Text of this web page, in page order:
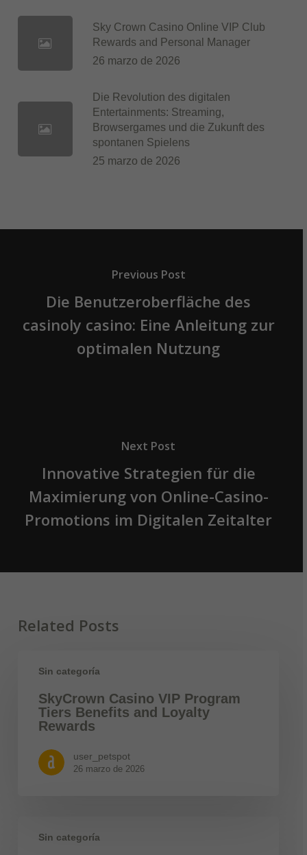
Sky Crown Casino Online VIP Club
Rewards and Personal Manager
26 marzo de 2026
Die Revolution des digitalen
Entertainments: Streaming,
Browsergames und die Zukunft des
spontanen Spielens
25 marzo de 2026
Previous Post
Die Benutzeroberfläche des
casinoly casino: Eine Anleitung zur
optimalen Nutzung
Next Post
Innovative Strategien für die
Maximierung von Online-Casino-
Promotions im Digitalen Zeitalter
Related Posts
Sin categoría
SkyCrown Casino VIP Program
Tiers Benefits and Loyalty
Rewards
user_petspot
26 marzo de 2026
Sin categoría